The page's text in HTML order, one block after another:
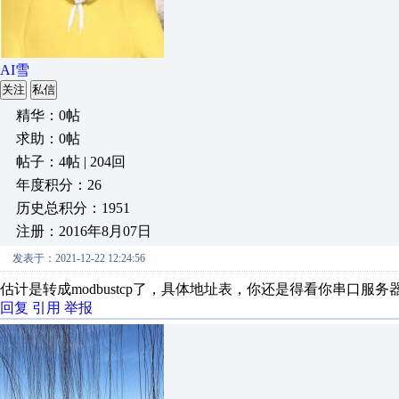
AI雪
关注 私信
精华：0帖
求助：0帖
帖子：4帖 | 204回
年度积分：26
历史总积分：1951
注册：2016年8月07日
发表于：2021-12-22 12:24:56
估计是转成modbustcp了，具体地址表，你还是得看你串口服务
回复 引用 举报